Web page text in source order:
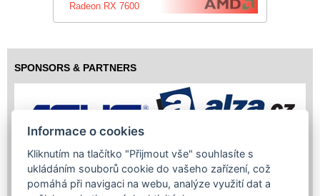
Radeon RX 7600
SPONSORS & PARTNERS
Informace o cookies
Kliknutím na tlačítko "Přijmout vše" souhlasíte s
ukládáním souborů cookie do vašeho zařízení, což
pomáhá při navigaci na webu, analýze využití dat a